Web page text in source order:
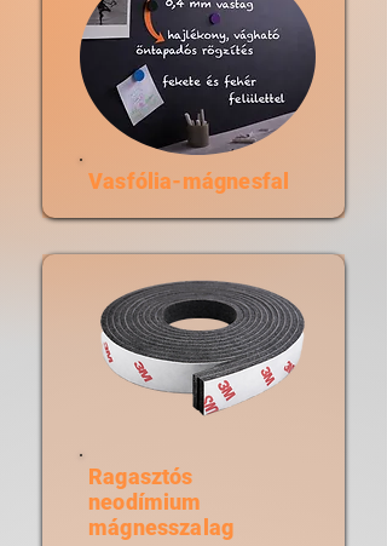
Vasfólia-mágnesfal
Ragasztós
neodímium
mágnesszalag